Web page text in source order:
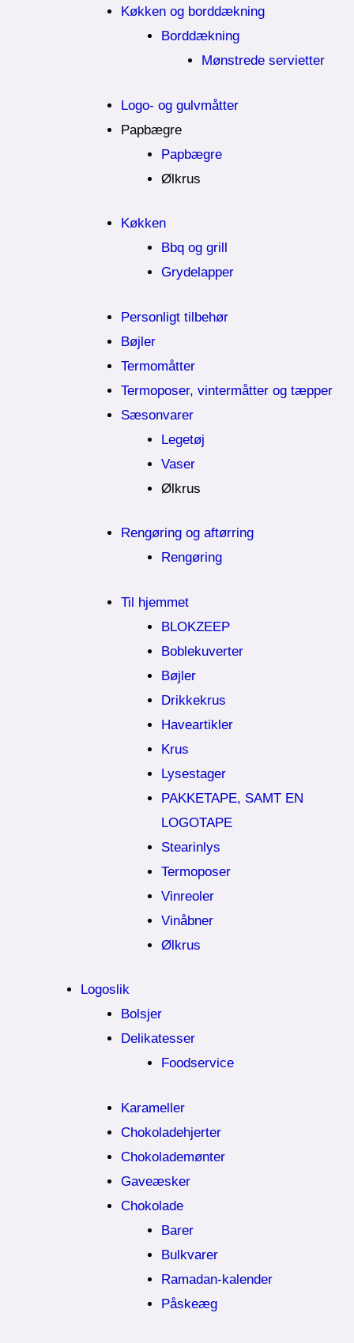
Køkken og borddækning
Borddækning
Mønstrede servietter
Logo- og gulvmåtter
Papbægre
Papbægre
Ølkrus
Køkken
Bbq og grill
Grydelapper
Personligt tilbehør
Bøjler
Termomåtter
Termoposer, vintermåtter og tæpper
Sæsonvarer
Legetøj
Vaser
Ølkrus
Rengøring og aftørring
Rengøring
Til hjemmet
BLOKZEEP
Boblekuverter
Bøjler
Drikkekrus
Haveartikler
Krus
Lysestager
PAKKETAPE, SAMT EN
LOGOTAPE
Stearinlys
Termoposer
Vinreoler
Vinåbner
Ølkrus
Logoslik
Bolsjer
Delikatesser
Foodservice
Karameller
Chokoladehjerter
Chokolademønter
Gaveæsker
Chokolade
Barer
Bulkvarer
Ramadan-kalender
Påskeæg